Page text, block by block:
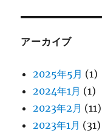
アーカイブ
2025年5月 (1)
2024年1月 (1)
2023年2月 (11)
2023年1月 (31)